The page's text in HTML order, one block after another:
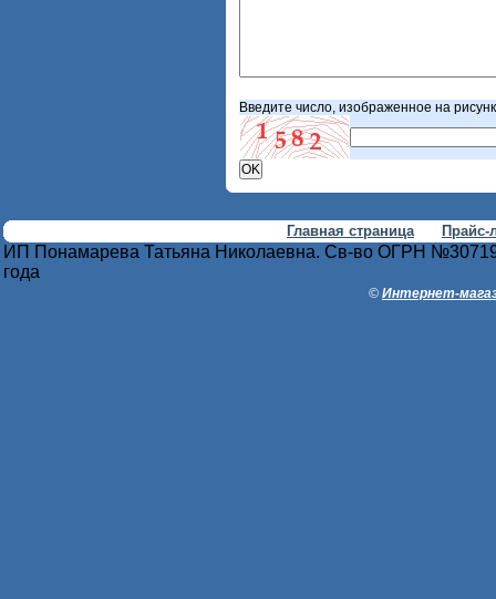
Введите число, изображенное на
Главная страница Прайс-
ИП Понамарева Татьяна Николаевна. Св-во ОГРН
года
© Интернет-